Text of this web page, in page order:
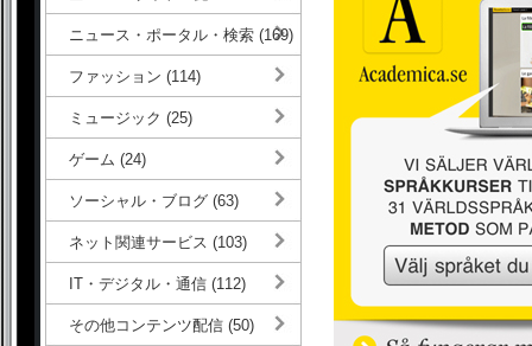
ニュース・ポータル・検索 (169)
ファッション (114)
ミュージック (25)
ゲーム (24)
ソーシャル・ブログ (63)
ネット関連サービス (103)
IT・デジタル・通信 (112)
その他コンテンツ配信 (50)